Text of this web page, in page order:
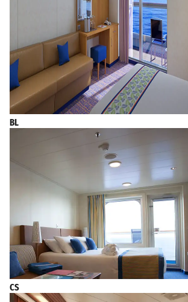
BL
CS